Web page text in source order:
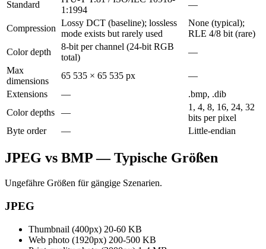
Standard
1:1994
—
Compression
Lossy DCT (baseline); lossless
mode exists but rarely used
None (typical);
RLE 4/8 bit (rare)
Color depth
8-bit per channel (24-bit RGB
total)
—
Max
dimensions
65 535 × 65 535 px
—
Extensions
—
.bmp, .dib
Color depths
—
1, 4, 8, 16, 24, 32
bits per pixel
Byte order
— Little-endian
JPEG vs BMP — Typische Größen
Ungefähre Größen für gängige Szenarien.
JPEG
Thumbnail (400px) 20-60 KB
Web photo (1920px) 200-500 KB